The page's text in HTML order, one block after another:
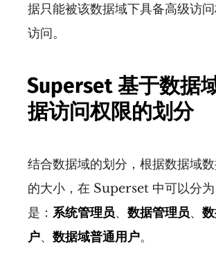
据只能被该数据域下具备高级访
访问。
Superset 基于数据
据访问权限的划分
结合数据域的划分，根据数据域
的大小，在 Superset 中可以分为
是： 系统管理员、 数据管理员、
户、 数据域普通用户。